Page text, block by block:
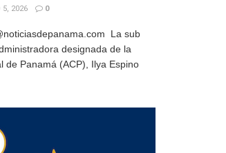
5, 2026 0
La sub
designada de la
de Panamá (ACP), Ilya Espino